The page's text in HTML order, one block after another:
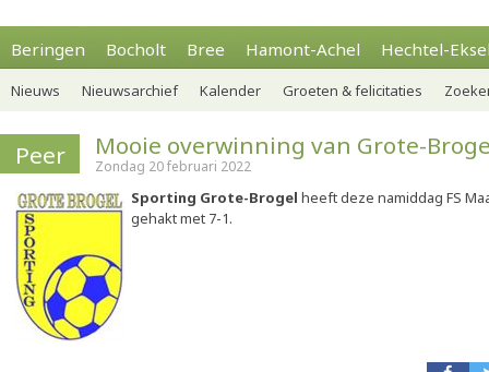
Beringen Bocholt Bree Hamont-Achel Hechtel-
Nieuws Nieuwsarchief Kalender Groeten & felicitaties
Peer Mooie overwinning van Grote-
Zondag 20 februari 2022
Sporting Grote-Brogel heeft deze namiddag FS
gehakt met 7-1.